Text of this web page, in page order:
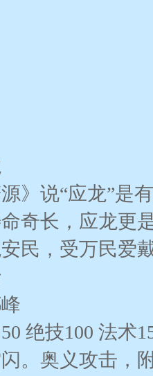
》说“应龙”是
奇长，应龙更
民，受万民爱
绝技100 法术
。奥义攻击，